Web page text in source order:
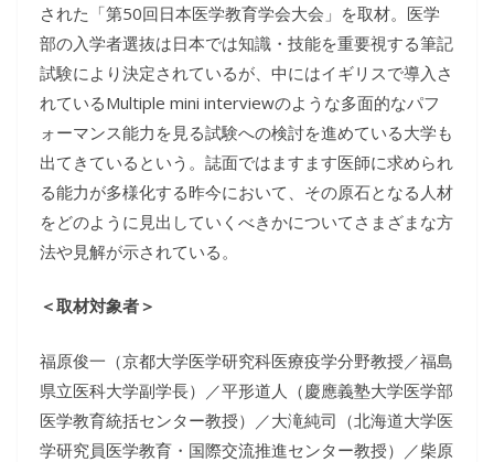
された「第50回日本医学教育学会大会」を取材。医学
部の入学者選抜は日本では知識・技能を重要視する筆記
試験により決定されているが、中にはイギリスで導入さ
れているMultiple mini interviewのような多面的なパフ
ォーマンス能力を見る試験への検討を進めている大学も
出てきているという。誌面ではますます医師に求められ
る能力が多様化する昨今において、その原石となる人材
をどのように見出していくべきかについてさまざまな方
法や見解が示されている。
＜取材対象者＞
福原俊一（京都大学医学研究科医療疫学分野教授／福島
県立医科大学副学長）／平形道人（慶應義塾大学医学部
医学教育統括センター教授）／大滝純司（北海道大学医
学研究員医学教育・国際交流推進センター教授）／柴原